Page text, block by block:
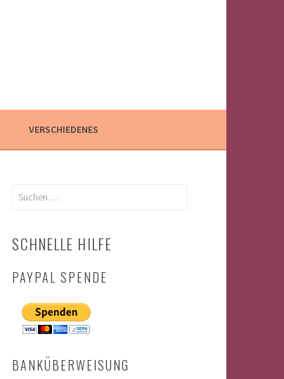
VERSCHIEDENES
Suchen
SCHNELLE HILFE
PAYPAL SPENDE
BANKÜBERWEISUNG